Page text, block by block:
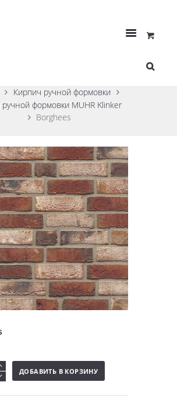
Кирпич ручной формовки
формовки MUHR Klinker
Borghees
ДОБАВИТЬ В КОРЗИНУ